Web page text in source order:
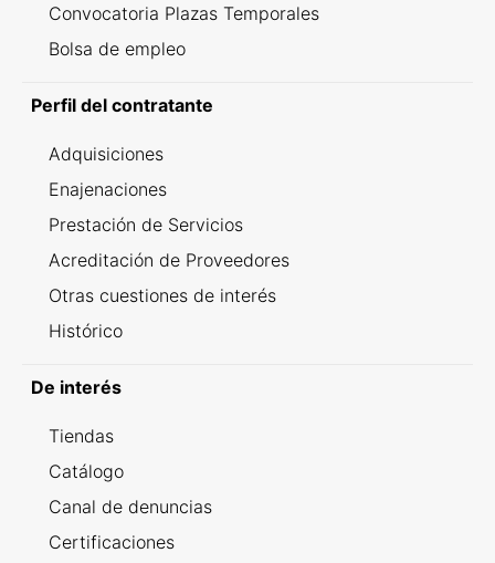
Convocatoria Plazas Temporales
Bolsa de empleo
Perfil del contratante
Adquisiciones
Enajenaciones
Prestación de Servicios
Acreditación de Proveedores
Otras cuestiones de interés
Histórico
De interés
Tiendas
Catálogo
Canal de denuncias
Certificaciones